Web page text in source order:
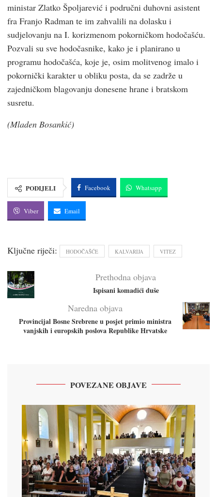
ministar Zlatko Špoljarević i područni duhovni asistent
fra Franjo Radman te im zahvalili na dolasku i
sudjelovanju na I. korizmenom pokorničkom hodočašću.
Pozvali su sve hodočasnike, kako je i planirano u
programu hodočašća, koje je, osim molitvenog imalo i
pokornički karakter u obliku posta, da se zadrže u
zajedničkom blagovanju donesene hrane i bratskom
susretu.
(Mladen Bosankić)
PODIJELI Facebook Whatsapp
Viber Email
Ključne riječi: HODOČAŠĆE KALVARIJA VITEZ
Prethodna objava
Ispisani komadići duše
Naredna objava
Provincijal Bosne Srebrene u posjet primio ministra
vanjskih i europskih poslova Republike Hrvatske
POVEZANE OBJAVE